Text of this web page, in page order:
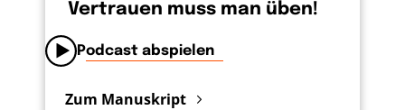
Vertrauen muss man üben!
Podcast abspielen
Zum Manuskript